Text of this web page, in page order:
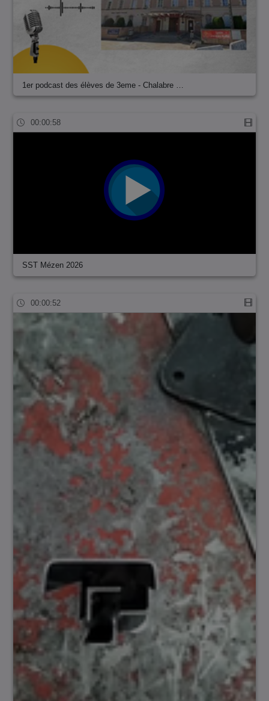
1er podcast des élèves de 3eme - Chalabre …
00:00:58
SST Mézen 2026
00:00:52